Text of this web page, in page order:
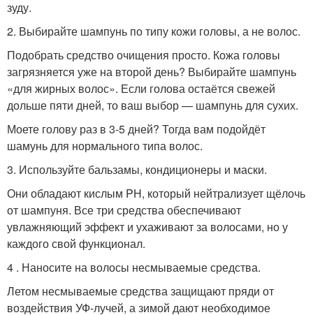
зуду.
2. Выбирайте шампунь по типу кожи головы, а не волос.
Подобрать средство очищения просто. Кожа головы
загрязняется уже на второй день? Выбирайте шампунь
«для жирных волос». Если голова остаётся свежей
дольше пяти дней, то ваш выбор — шампунь для сухих.
Моете голову раз в 3-5 дней? Тогда вам подойдёт
шамунь для нормального типа волос.
3. Используйте бальзамы, кондиционеры и маски.
Они обладают кислым PH, который нейтрализует щёлочь
от шампуня. Все три средства обеспечивают
увлажняющий эффект и ухаживают за волосами, но у
каждого свой функционал.
4 . Наносите на волосы несмываемые средства.
Летом несмываемые средства защищают пряди от
воздействия УФ-лучей, а зимой дают необходимое